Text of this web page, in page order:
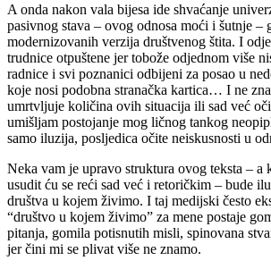
A onda nakon vala bijesa ide shvaćanje
pasivnog stava – ovog odnosa moći i šutnje –
modernizovanih verzija društvenog štita. I
trudnice otpuštene jer tobože odjednom više
radnice i svi poznanici odbijeni za posao u
koje nosi podobna stranačka kartica… I ne
umrtvljuje količina ovih situacija ili sad već
umišljam postojanje mog ličnog tankog
samo iluzija, posljedica očite neiskusnosti u
Neka vam je upravo struktura ovog teksta – a
usudit ću se reći sad već i retoričkim – bude
društva u kojem živimo. I taj medijski često
“društvo u kojem živimo” za mene postaje
pitanja, gomila potisnutih misli, spinovana
jer čini mi se plivat više ne znamo.